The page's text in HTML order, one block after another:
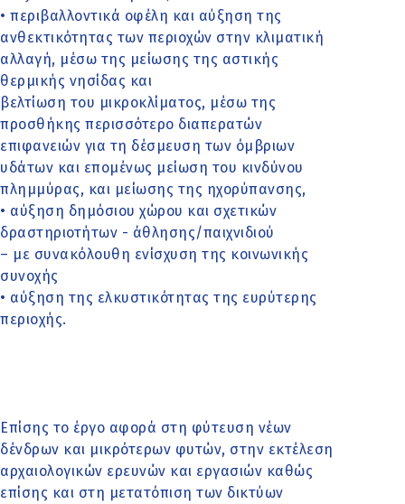
• περιβαλλοντικά οφέλη και αύξηση της
ανθεκτικότητας των περιοχών στην κλιματική
αλλαγή, μέσω της μείωσης της αστικής
θερμικής νησίδας και
βελτίωση του μικροκλίματος, μέσω της
προσθήκης περισσότερο διαπερατών
επιφανειών για τη δέσμευση των όμβριων
υδάτων και επομένως μείωση του κινδύνου
πλημμύρας, και μείωσης της ηχορύπανσης,
• αύξηση δημόσιου χώρου και σχετικών
δραστηριοτήτων - άθλησης/παιχνιδιού
– με συνακόλουθη ενίσχυση της κοινωνικής
συνοχής
• αύξηση της ελκυστικότητας της ευρύτερης
περιοχής.
Επίσης το έργο αφορά στη φύτευση νέων
δένδρων και μικρότερων φυτών, στην εκτέλεση
αρχαιολογικών ερευνών και εργασιών καθώς
επίσης και στη μετατόπιση των δικτύων